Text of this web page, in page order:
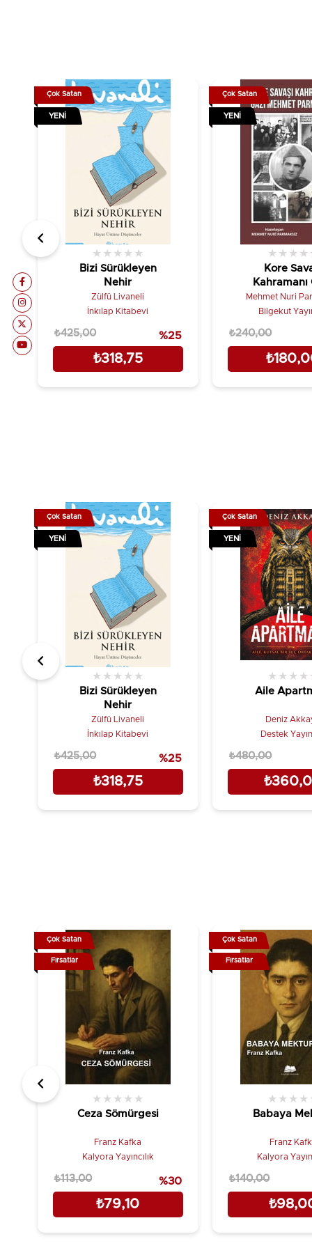
Bizi Sürükleyen
Nehir
★ ★ ★ ★ ★
Zülfü Livaneli
İnkılap Kitabevi
₺318,75
₺425,00 %25
Çok Satan
YENI
Kore
Kahramanı
Mehmet
★ ★ ★ ★
Mehmet Nuri
Bilgekut
₺240,00
Çok Satan
YENI
Bizi Sürükleyen
Nehir
★ ★ ★ ★ ★
Zülfü Livaneli
İnkılap Kitabevi
₺318,75
₺425,00 %25
Çok Satan
YENI
Aile
★ ★ ★ ★
Deniz
Destek
₺480,00
Çok Satan
YENI
Ceza Sömürgesi
★ ★ ★ ★ ★
Franz Kafka
Kalyora Yayıncılık
₺79,10
₺113,00 %30
Çok Satan
Fırsatlar
Babaya
★ ★ ★ ★
Franz
Kalyora
₺140,00
Çok Satan
Fırsatlar